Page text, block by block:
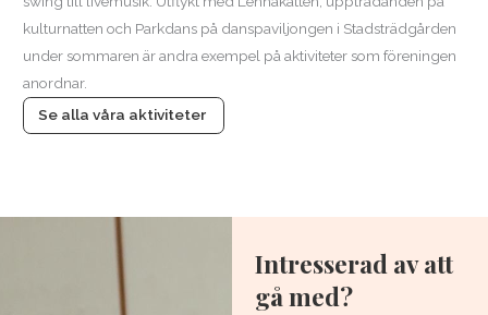
kulturnatten och Parkdans på danspaviljongen i Stadsträdgården
under sommaren är andra exempel på aktiviteter som föreningen
anordnar.
Se alla våra aktiviteter
Intresserad av att
gå med?